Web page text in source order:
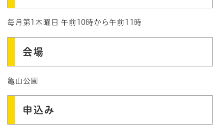
毎月第1木曜日 午前10時から午前11時
会場
亀山公園
申込み